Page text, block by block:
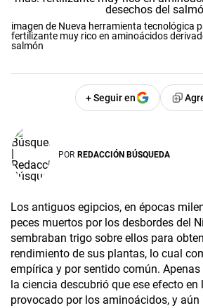
imagen de Nueva herramienta tecnológica
fertilizante muy rico en aminoácidos
salmón
+ Seguir en
POR REDACCIÓN BÚSQUEDA
Los antiguos egipcios, en épocas
peces muertos por los desbordes del
sembraban trigo sobre ellos para
rendimiento de sus plantas, lo cual
empírica y por sentido común.
la ciencia descubrió que ese efecto en
provocado por los aminoácidos, y aún